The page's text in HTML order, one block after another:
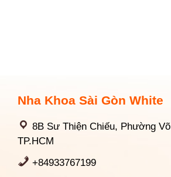
Nha Khoa Sài Gòn White
8B Sư Thiện Chiếu, Phường
TP.HCM
+84933767199